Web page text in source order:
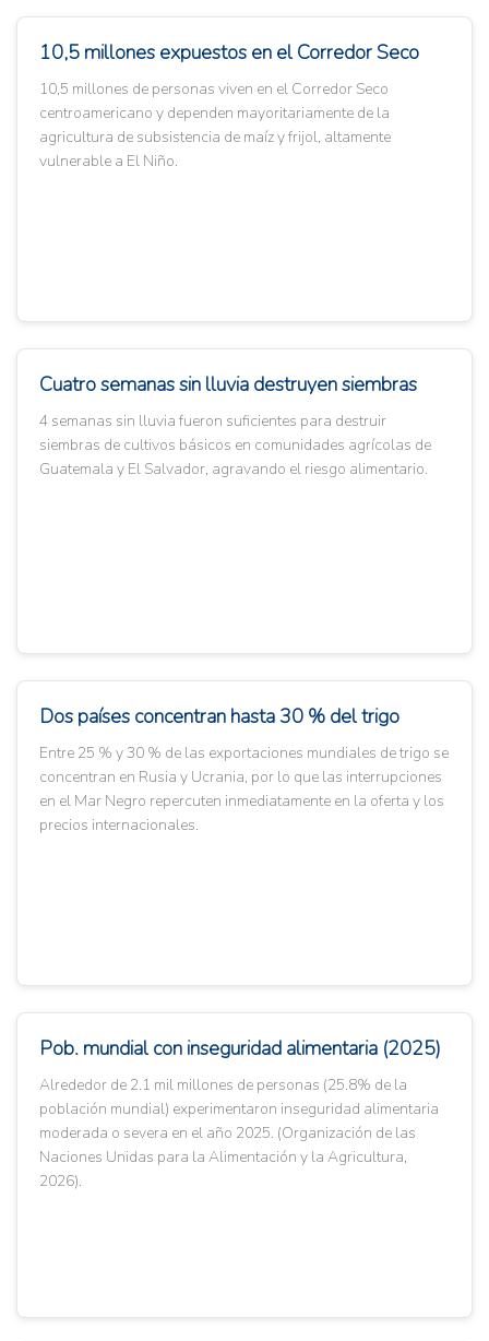
10,5 millones expuestos en el Corredor Seco
10,5 millones de personas viven en el Corredor Seco
centroamericano y dependen mayoritariamente de la
agricultura de subsistencia de maíz y frijol, altamente
vulnerable a El Niño.
Cuatro semanas sin lluvia destruyen siembras
4 semanas sin lluvia fueron suficientes para destruir
siembras de cultivos básicos en comunidades agrícolas de
Guatemala y El Salvador, agravando el riesgo alimentario.
Dos países concentran hasta 30 % del trigo
Entre 25 % y 30 % de las exportaciones mundiales de trigo se
concentran en Rusia y Ucrania, por lo que las interrupciones
en el Mar Negro repercuten inmediatamente en la oferta y los
precios internacionales.
Pob. mundial con inseguridad alimentaria (2025)
Alrededor de 2.1 mil millones de personas (25.8% de la
población mundial) experimentaron inseguridad alimentaria
moderada o severa en el año 2025. (Organización de las
Naciones Unidas para la Alimentación y la Agricultura,
2026).